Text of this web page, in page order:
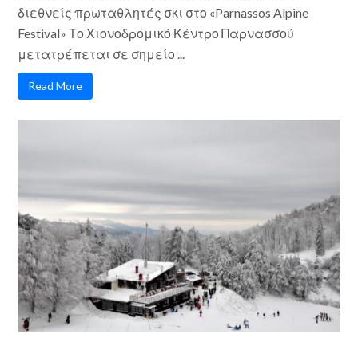
διεθνείς πρωταθλητές σκι στο «Parnassos Alpine
Festival» Το Χιονοδρομικό Κέντρο Παρνασσού
μετατρέπεται σε σημείο ...
Read More